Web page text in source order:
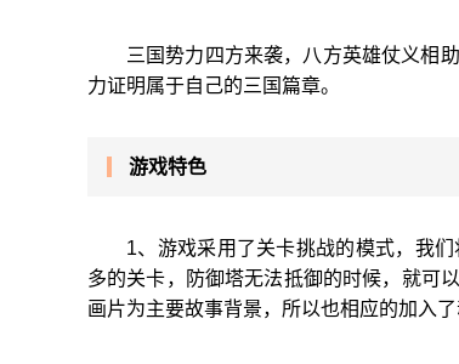
三国势力四方来袭，八方英雄仗义相
力证明属于自己的三国篇章。
游戏特色
1、游戏采用了关卡挑战的模式，我
多的关卡，防御塔无法抵御的时候，就可
画片为主要故事背景，所以也相应的加入